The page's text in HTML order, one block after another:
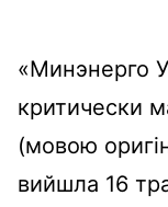
«Минэнерго
критически
(мовою
вийшла 16